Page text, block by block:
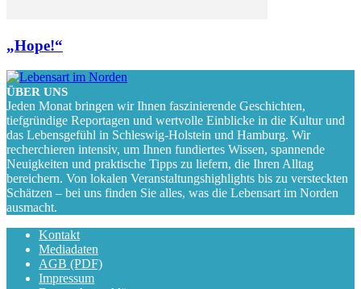
„Hope!“
ÜBER UNS
Jeden Monat bringen wir Ihnen faszinierende Geschichten,
tiefgründige Reportagen und wertvolle Einblicke in die Kultur und
das Lebensgefühl in Schleswig-Holstein und Hamburg. Wir
recherchieren intensiv, um Ihnen fundiertes Wissen, spannende
Neuigkeiten und praktische Tipps zu liefern, die Ihren Alltag
bereichern. Von lokalen Veranstaltungshighlights bis zu versteckten
Schätzen – bei uns finden Sie alles, was die Lebensart im Norden
ausmacht.
Kontakt
Mediadaten
AGB (PDF)
Impressum